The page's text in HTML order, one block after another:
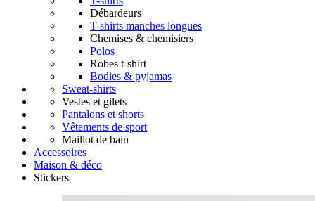
Débardeurs
T-shirts manches longues
Chemises & chemisiers
Polos
Robes t-shirt
Bodies & pyjamas
Sweat-shirts
Vestes et gilets
Pantalons et shorts
Vêtements de sport
Maillot de bain
Accessoires
Maison & déco
Stickers